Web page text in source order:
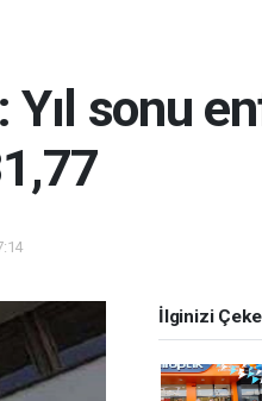
Yıl sonu
İlginizi